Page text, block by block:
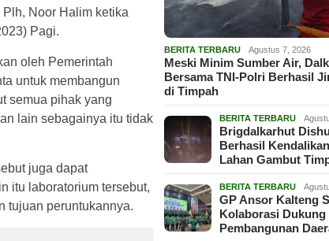
Noor Halim ketika
Pagi.
oleh Pemerintah
untuk membangun
semua pihak yang
lain sebagainya itu tidak
juga dapat
itu laboratorium tersebut,
tujuan peruntukannya.
BERITA TERBARU Agustus 7, 2026
Meski Minim Sumber Air,
Bersama TNI-Polri Berhasil
di Timpah
BERITA TERBARU
Brigdalkarhut
Berhasil
Lahan Gambut
BERITA TERBARU
GP Ansor Kalteng
Kolaborasi Dukung
Pembangunan